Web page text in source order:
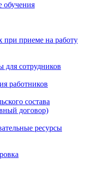
обучения
при приеме на работу
сотрудников
работников
состава
договор)
ресурсы